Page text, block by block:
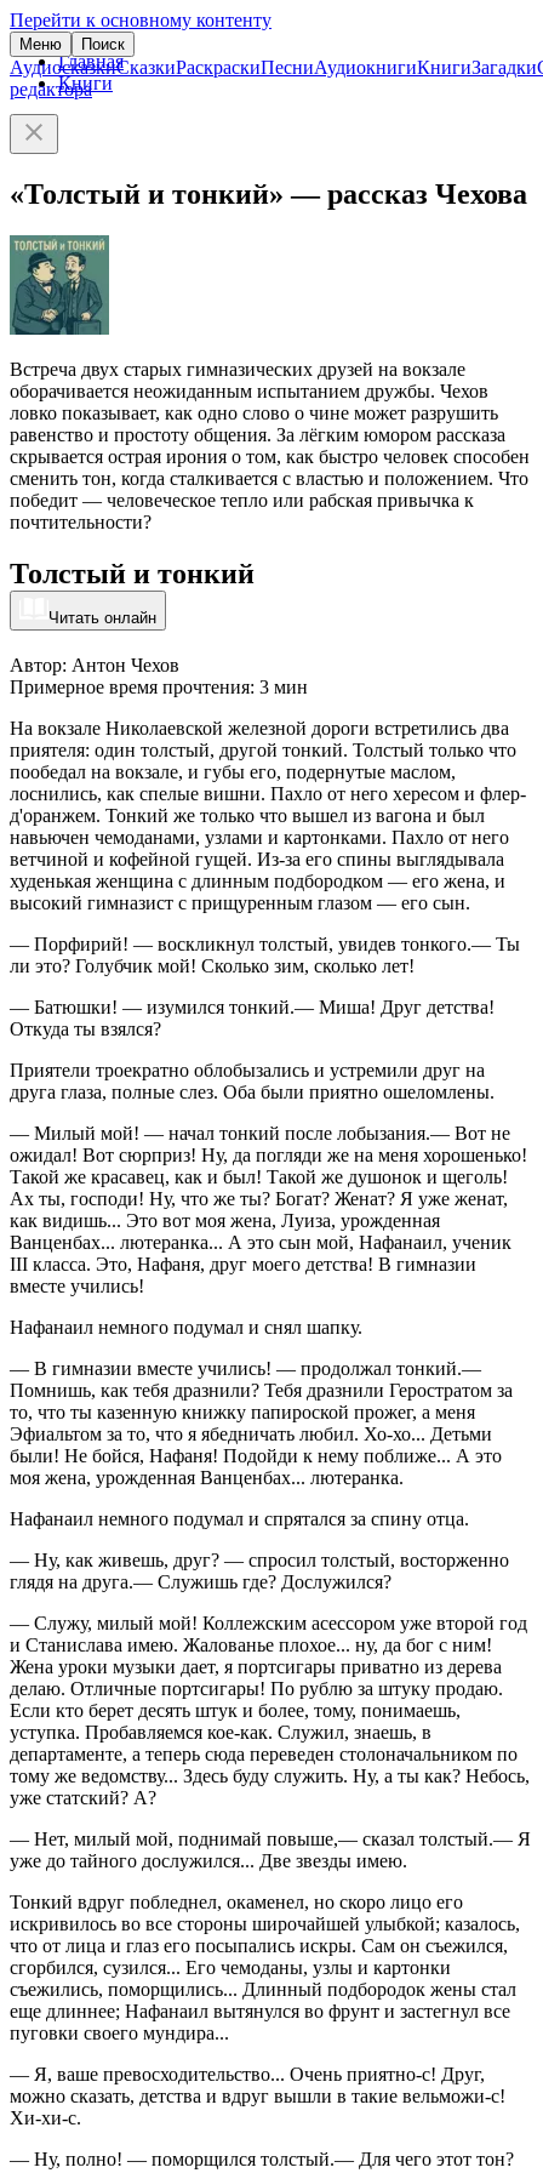
Перейти к основному контенту
Меню Поиск
АудиосказкиСказкиРаскраскиПесниАудиокнигиКнигиЗагадки
редактора
Главная
Книги
«Толстый и тонкий» — рассказ Чехова
Встреча двух старых гимназических друзей на вокзале
оборачивается неожиданным испытанием дружбы. Чехов
ловко показывает, как одно слово о чине может разрушить
равенство и простоту общения. За лёгким юмором рассказа
скрывается острая ирония о том, как быстро человек способен
сменить тон, когда сталкивается с властью и положением. Что
победит — человеческое тепло или рабская привычка к
почтительности?
Толстый и тонкий
Читать онлайн
Автор: Антон Чехов
Примерное время прочтения: 3 мин
На вокзале Николаевской железной дороги встретились два
приятеля: один толстый, другой тонкий. Толстый только что
пообедал на вокзале, и губы его, подернутые маслом,
лоснились, как спелые вишни. Пахло от него хересом и флер-
д'оранжем. Тонкий же только что вышел из вагона и был
навьючен чемоданами, узлами и картонками. Пахло от него
ветчиной и кофейной гущей. Из-за его спины выглядывала
худенькая женщина с длинным подбородком — его жена, и
высокий гимназист с прищуренным глазом — его сын.
— Порфирий! — воскликнул толстый, увидев тонкого.— Ты
ли это? Голубчик мой! Сколько зим, сколько лет!
— Батюшки! — изумился тонкий.— Миша! Друг детства!
Откуда ты взялся?
Приятели троекратно облобызались и устремили друг на
друга глаза, полные слез. Оба были приятно ошеломлены.
— Милый мой! — начал тонкий после лобызания.— Вот не
ожидал! Вот сюрприз! Ну, да погляди же на меня хорошенько!
Такой же красавец, как и был! Такой же душонок и щеголь!
Ах ты, господи! Ну, что же ты? Богат? Женат? Я уже женат,
как видишь... Это вот моя жена, Луиза, урожденная
Ванценбах... лютеранка... А это сын мой, Нафанаил, ученик
III класса. Это, Нафаня, друг моего детства! В гимназии
вместе учились!
Нафанаил немного подумал и снял шапку.
— В гимназии вместе учились! — продолжал тонкий.—
Помнишь, как тебя дразнили? Тебя дразнили Геростратом за
то, что ты казенную книжку папироской прожег, а меня
Эфиальтом за то, что я ябедничать любил. Хо-хо... Детьми
были! Не бойся, Нафаня! Подойди к нему поближе... А это
моя жена, урожденная Ванценбах... лютеранка.
Нафанаил немного подумал и спрятался за спину отца.
— Ну, как живешь, друг? — спросил толстый, восторженно
глядя на друга.— Служишь где? Дослужился?
— Служу, милый мой! Коллежским асессором уже второй год
и Станислава имею. Жалованье плохое... ну, да бог с ним!
Жена уроки музыки дает, я портсигары приватно из дерева
делаю. Отличные портсигары! По рублю за штуку продаю.
Если кто берет десять штук и более, тому, понимаешь,
уступка. Пробавляемся кое-как. Служил, знаешь, в
департаменте, а теперь сюда переведен столоначальником по
тому же ведомству... Здесь буду служить. Ну, а ты как? Небось,
уже статский? А?
— Нет, милый мой, поднимай повыше,— сказал толстый.— Я
уже до тайного дослужился... Две звезды имею.
Тонкий вдруг побледнел, окаменел, но скоро лицо его
искривилось во все стороны широчайшей улыбкой; казалось,
что от лица и глаз его посыпались искры. Сам он съежился,
сгорбился, сузился... Его чемоданы, узлы и картонки
съежились, поморщились... Длинный подбородок жены стал
еще длиннее; Нафанаил вытянулся во фрунт и застегнул все
пуговки своего мундира...
— Я, ваше превосходительство... Очень приятно-с! Друг,
можно сказать, детства и вдруг вышли в такие вельможи-с!
Хи-хи-с.
— Ну, полно! — поморщился толстый.— Для чего этот тон?